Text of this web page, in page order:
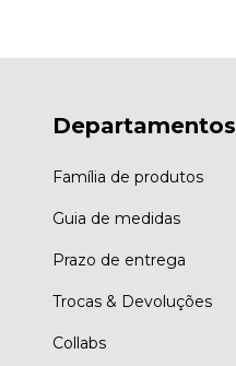
Departamentos
Família de produtos
Guia de medidas
Prazo de entrega
Trocas & Devoluções
Collabs